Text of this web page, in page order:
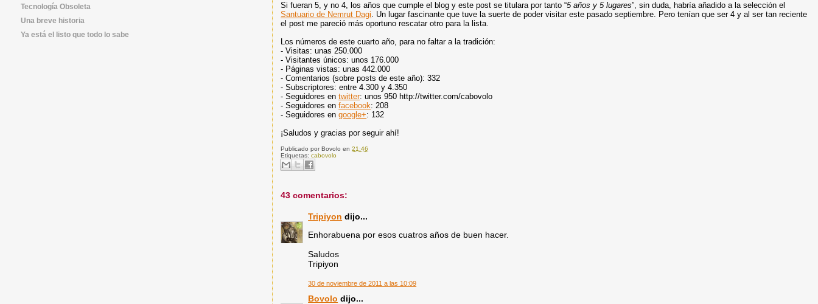
Si fueran 5, y no 4, los años que cumple el blog y este post se titulara por tanto “5 años y 5 lugares”, sin duda, habría añadido a la selección el
Santuario de Nemrut Dagi. Un lugar fascinante que tuve la suerte de poder visitar este pasado septiembre. Pero tenían que ser 4 y al ser tan reciente
el post me pareció más oportuno rescatar otro para la lista.
Los números de este cuarto año, para no faltar a la tradición:
- Visitas: unas 250.000
- Visitantes únicos: unos 176.000
- Páginas vistas: unas 442.000
- Comentarios (sobre posts de este año): 332
- Subscriptores: entre 4.300 y 4.350
- Seguidores entwitter: unos 950 http://twitter.com/cabovolo
- Seguidores enfacebook: 208
- Seguidores engoogle+: 132
¡Saludos y gracias por seguir ahí!
Publicado porBovolo en21:46
Etiquetas:cabovolo
43 comentarios:
Tripiyon dijo...
Enhorabuena por esos cuatros años de buen hacer.
Saludos
Tripiyon
30 de noviembre de 2011 a las 10:09
Bovolo dijo...
Tecnología Obsoleta
Una breve historia
Ya está el listo que todo lo sabe